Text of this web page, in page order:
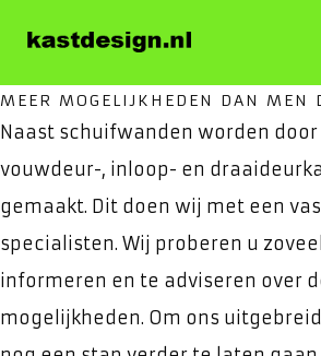
specialist
Voor op maat gemaakte
inloopkasten en meubelen.
Kasten
MEER MOGELIJKHEDEN DAN MEN
Naast schuifwanden worden
vouwdeur-, inloop- en
gemaakt. Dit doen wij met een
specialisten. Wij proberen u
informeren en te adviseren over
mogelijkheden. Om ons